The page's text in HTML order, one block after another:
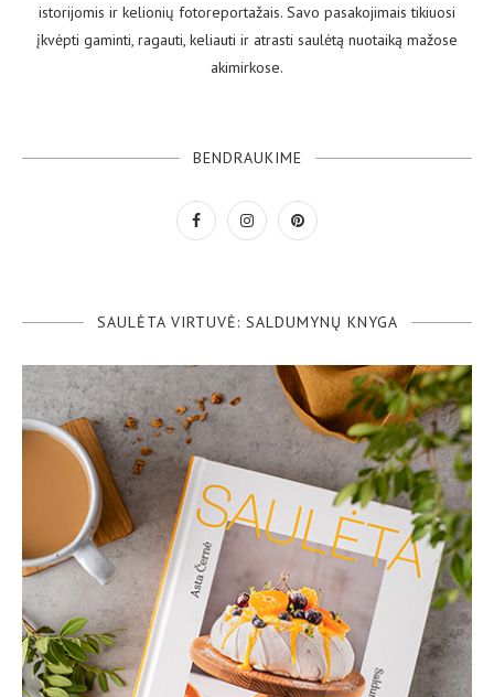
istorijomis ir kelionių fotoreportažais. Savo pasakojimais tikiuosi
įkvėpti gaminti, ragauti, keliauti ir atrasti saulėtą nuotaiką mažose
akimirkose.
BENDRAUKIME
SAULĖTA VIRTUVĖ: SALDUMYNŲ KNYGA